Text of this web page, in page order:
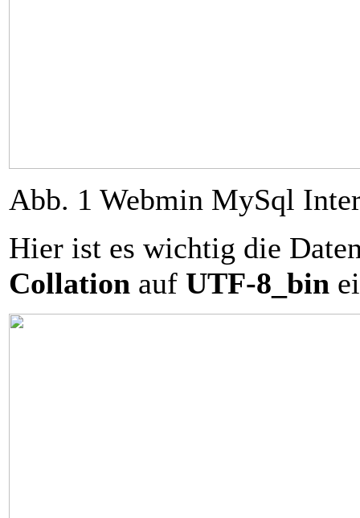
Abb. 1 Webmin MySql
Hier ist es wichtig die
Collation auf UTF-8_bin